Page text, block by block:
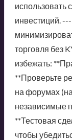
использовать
инвестиций.
торговля без
избежать:
**Проверьте
на форумах
независимые
**Тестовая
чтобы